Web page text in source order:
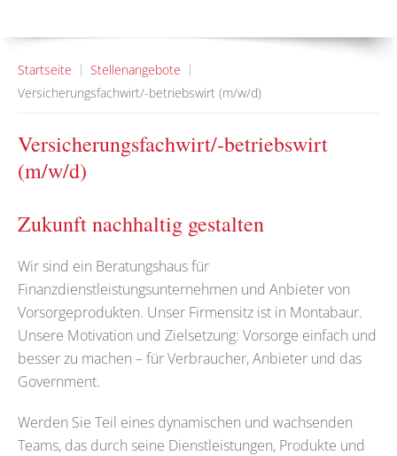
Startseite
Stellenangebote
Versicherungsfachwirt/-betriebswirt (m/w/d)
Versicherungsfachwirt/-betriebswirt
(m/w/d)
Zukunft nachhaltig gestalten
Wir sind ein Beratungshaus für
Finanzdienstleistungsunternehmen und Anbieter von
Vorsorgeprodukten. Unser Firmensitz ist in Montabaur.
Unsere Motivation und Zielsetzung: Vorsorge einfach und
besser zu machen – für Verbraucher, Anbieter und das
Government.
Werden Sie Teil eines dynamischen und wachsenden
Teams, das durch seine Dienstleistungen, Produkte und